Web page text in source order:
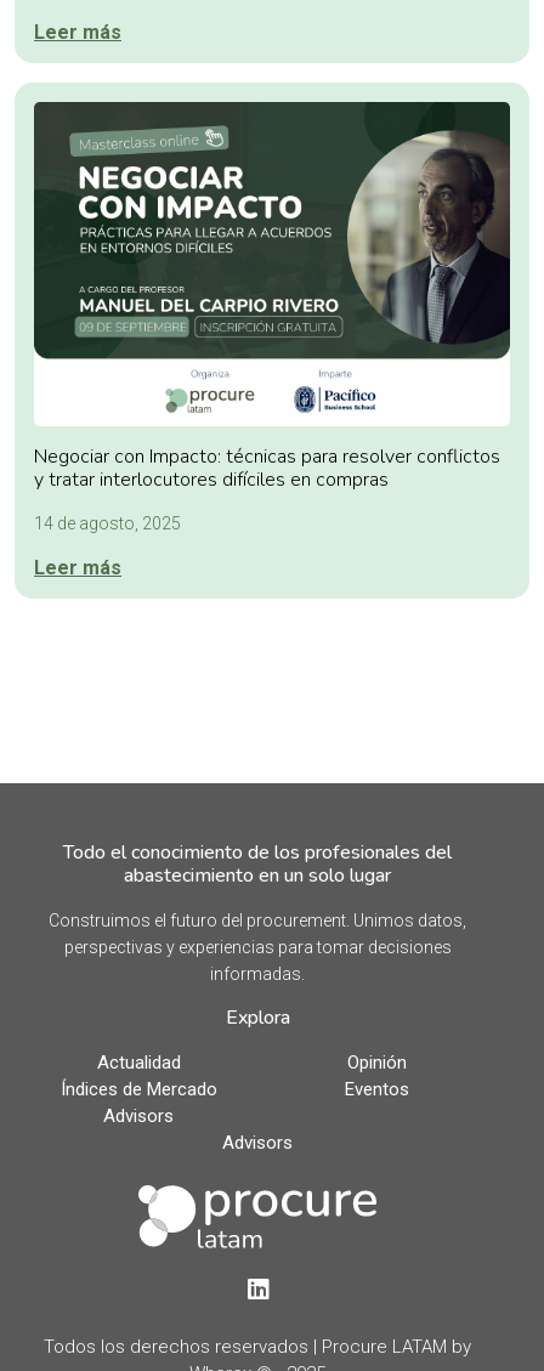
Leer más
Negociar con Impacto: técnicas para resolver conflictos
y tratar interlocutores difíciles en compras
14 de agosto, 2025
Leer más
Todo el conocimiento de los profesionales del
abastecimiento en un solo lugar
Construimos el futuro del procurement. Unimos datos,
perspectivas y experiencias para tomar decisiones
informadas.
Explora
Actualidad
Opinión
Índices de Mercado
Eventos
Advisors
Advisors
LinkedIn
Todos los derechos reservados | Procure LATAM by